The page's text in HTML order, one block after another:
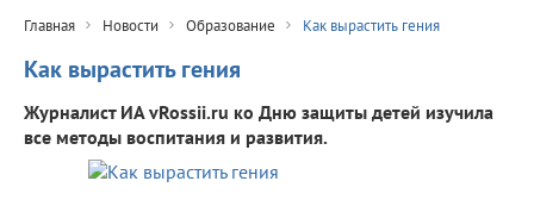
Главная Новости Образование Как вырастить гения
Как вырастить гения
Журналист ИА vRossii.ru ко Дню защиты детей изучила
все методы воспитания и развития.